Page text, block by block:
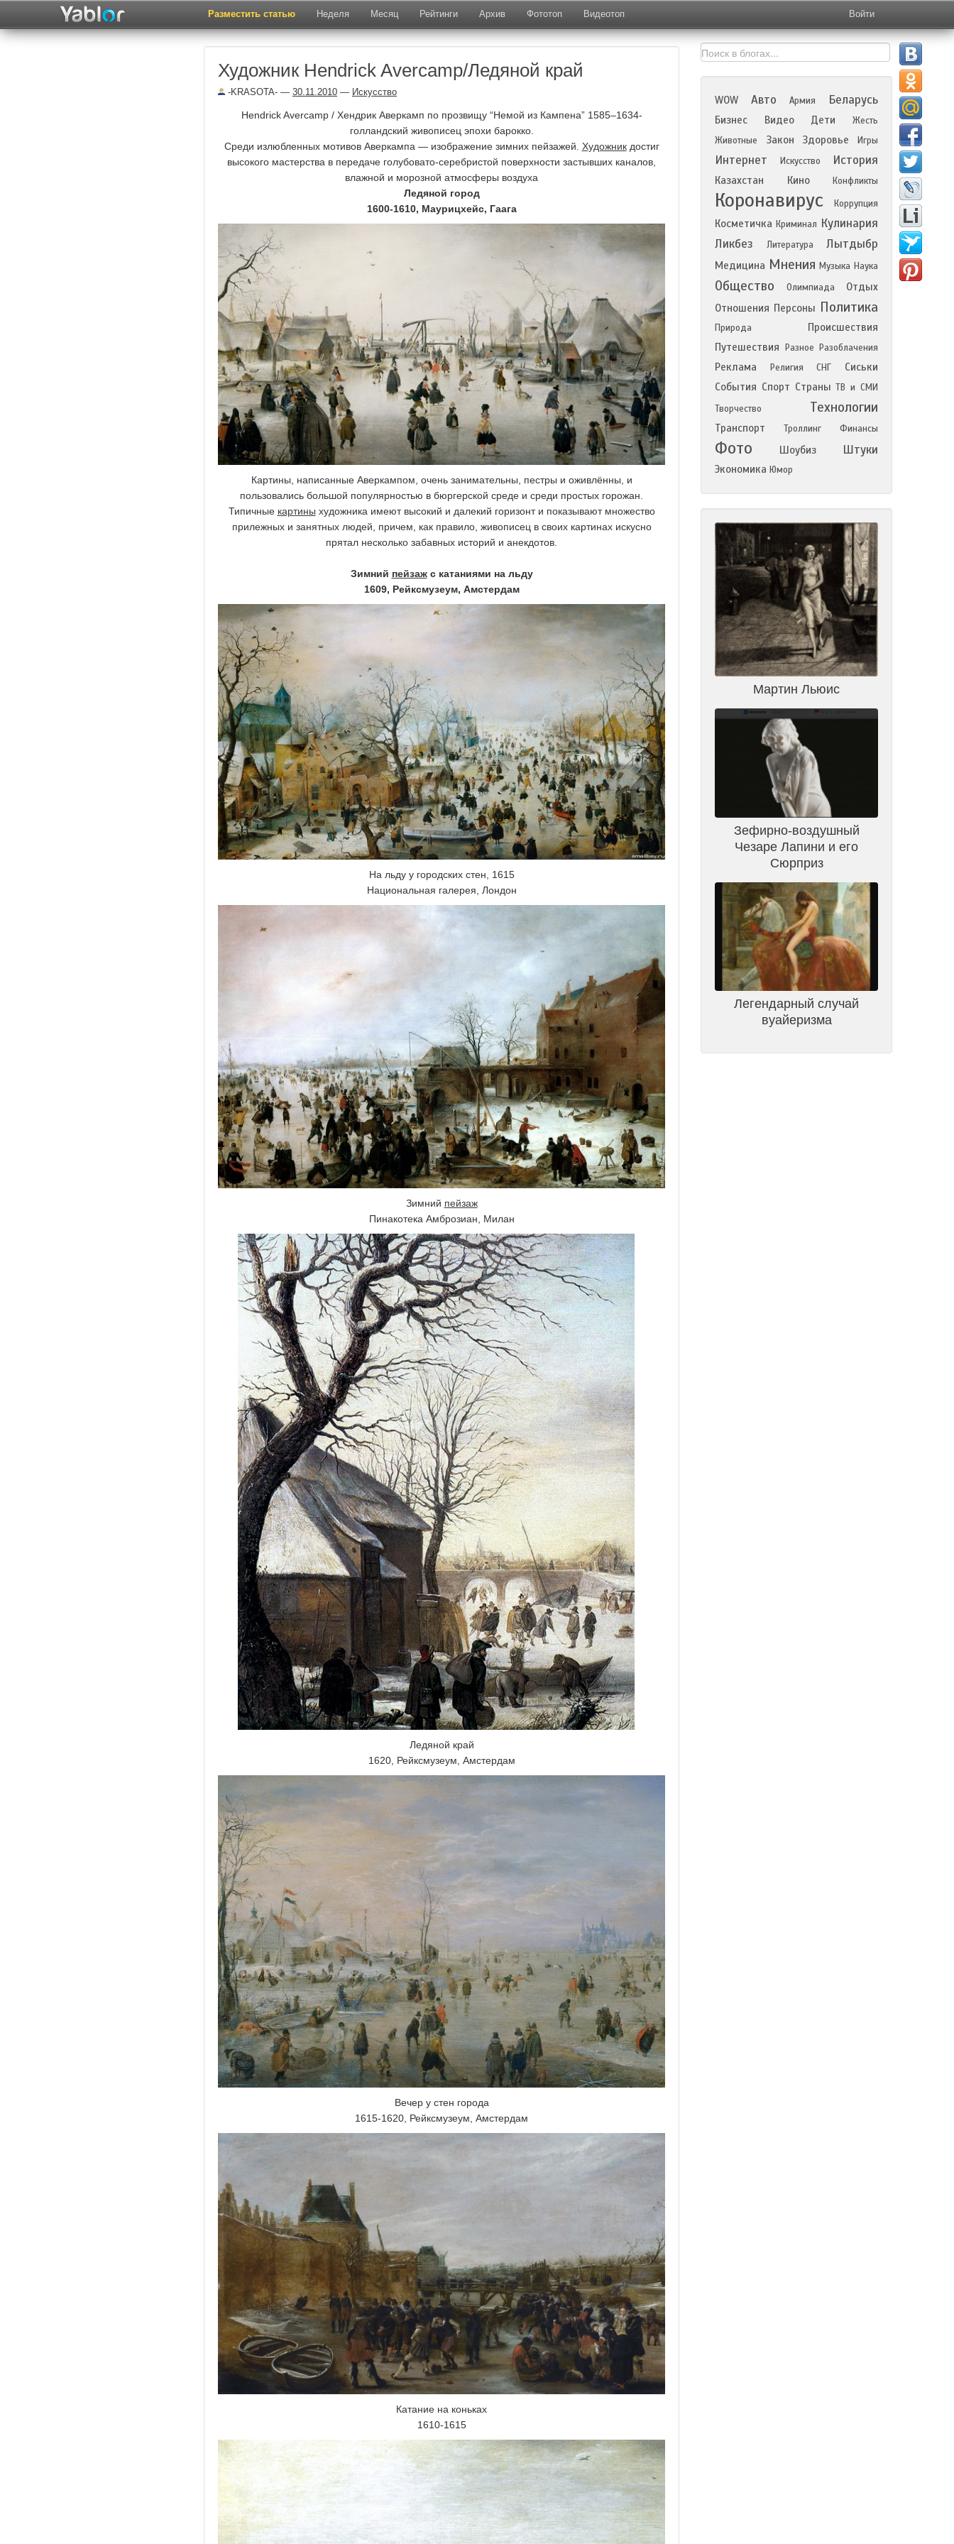
Разместить статью Неделя Месяц Рейтинги Архив Фототоп Видеотоп Войти
Художник Hendrick Avercamp/Ледяной край
-KRASOTA- — 30.11.2010 — Искусство
Hendrick Avercamp / Хендрик Аверкамп по прозвищу “Немой из Кампена” 1585–1634-
голландский живописец эпохи барокко.
Среди излюбленных мотивов Аверкампа — изображение зимних пейзажей. Художникдостиг
высокого мастерства в передаче голубовато-серебристой поверхности застывших каналов,
влажной и морозной атмосферы воздуха
Ледяной город
1600-1610, Маурицхейс, Гаага
Картины, написанные Аверкампом, очень занимательны, пестры и оживлённы, и
пользовались большой популярностью в бюргерской среде и среди простых горожан.
Типичные картины художника имеют высокий и далекий горизонт и показывают множество
прилежных и занятных людей, причем, как правило, живописец в своих картинах искусно
прятал несколько забавных историй и анекдотов.
Зимний пейзажс катаниями на льду
1609, Рейксмузеум, Амстердам
На льду у городских стен, 1615
Национальная галерея, Лондон
Зимний пейзаж
Пинакотека Амброзиан, Милан
Ледяной край
1620, Рейксмузеум, Амстердам
Вечер у стен города
1615-1620, Рейксмузеум, Амстердам
Катание на коньках
1610-1615
WOW Авто Армия Беларусь
Бизнес Видео Дети
Жесть
Животные
Закон Здоровье Игры
Интернет Искусство История
Казахстан Кино Конфликты
Коронавирус Коррупция
Косметичка Криминал Кулинария
Ликбез
Литература Лытдыбр
Медицина Мнения Музыка Наука
Общество Олимпиада
Отдых
Отношения Персоны Политика
Природа
Происшествия
Путешествия
Разное Разоблачения
Реклама Религия СНГ
Сиськи
События Спорт Страны ТВ и СМИ
Творчество
Технологии
Транспорт Троллинг Финансы
Фото Шоубиз Штуки
Экономика Юмор
Мартин Льюис
Зефирно-воздушный
Чезаре Лапини и его
Сюрприз
Легендарный случай
вуайеризма